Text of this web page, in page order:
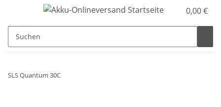
0,00 €
SLS Quantum 30C